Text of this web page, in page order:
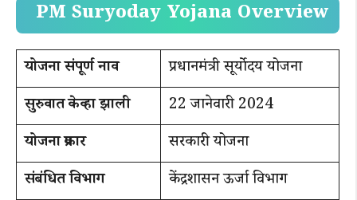
PM Suryoday Yojana Overview
योजना संपूर्ण नाव
प्रधानमंत्री सूर्योदय योजना
सुरुवात केव्हा झाली
22 जानेवारी 2024
योजना प्रकार
सरकारी योजना
संबंधित विभाग
केंद्रशासन ऊर्जा विभाग